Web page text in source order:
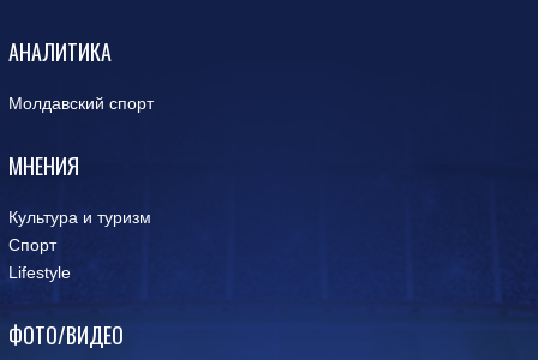
АНАЛИТИКА
Молдавский спорт
МНЕНИЯ
Культура и туризм
Спорт
Lifestyle
ФОТО/ВИДЕО